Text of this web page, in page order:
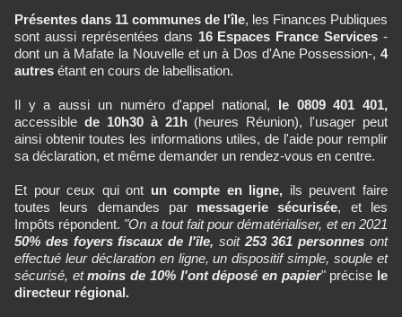
Présentes dans 11 communes de l'île, les Finances Publiques
sont aussi représentées dans 16 Espaces France Services -
dont un à Mafate la Nouvelle et un à Dos d'Ane Possession-, 4
autres étant en cours de labellisation.
Il y a aussi un numéro d'appel national, le 0809 401 401,
accessible de 10h30 à 21h(heures Réunion), l'usager peut
ainsi obtenir toutes les informations utiles, de l'aide pour remplir
sa déclaration, et même demander un rendez-vous en centre.
Et pour ceux qui ont un compte en ligne, ils peuvent faire
toutes leurs demandes parmessagerie sécurisée, et les
Impôts répondent. "On a tout fait pour dématérialiser, et en 2021
50% des foyers fiscaux de l'île, soit 253 361 personnesont
effectué leur déclaration en ligne, un dispositif simple, souple et
sécurisé, etmoins de 10% l'ont déposé en papier" précise le
directeur régional.